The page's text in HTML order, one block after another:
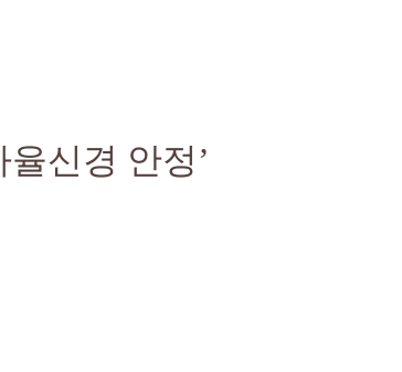
신경 안정’